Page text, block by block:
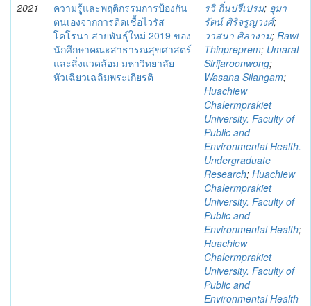
2021
ความรู้และพฤติกรรมการป้องกัน
ตนเองจากการติดเชื้อไวรัส
โคโรนา สายพันธุ์ใหม่ 2019 ของ
นักศึกษาคณะสาธารณสุขศาสตร์
และสิ่งแวดล้อม มหาวิทยาลัย
หัวเฉียวเฉลิมพระเกียรติ
รวิ ถิ่นปรีเปรม; อุมา
รัตน์ ศิริจรูญวงศ์;
วาสนา ศิลางาม; Rawi
Thinpreprem; Umarat
Sirijaroonwong;
Wasana Silangam;
Huachiew
Chalermprakiet
University. Faculty of
Public and
Environmental Health.
Undergraduate
Research; Huachiew
Chalermprakiet
University. Faculty of
Public and
Environmental Health;
Huachiew
Chalermprakiet
University. Faculty of
Public and
Environmental Health